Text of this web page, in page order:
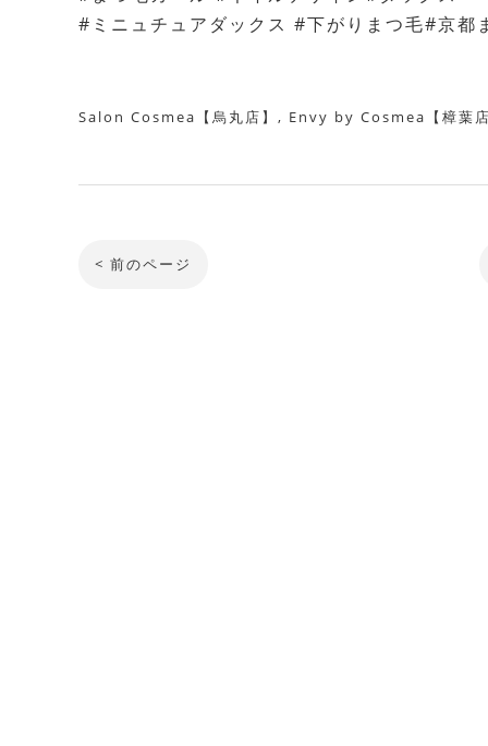
#ミニュチュアダックス #下がりまつ毛#京都
Salon Cosmea【烏丸店】 Envy by Cosmea【樟葉
< 前のページ